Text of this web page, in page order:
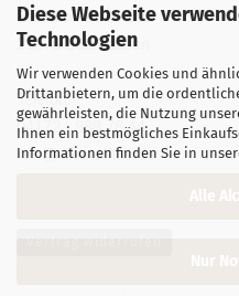
Diese Webseite
Technologien
Wir verwenden Cookies und
Drittanbietern, um die
gewährleisten, die Nutzung
Ihnen ein bestmögliches
Informationen finden Sie in
Alle
Nur
Bahnhofstraße 20a
21376 Salzhausen
Telefon:
04172 - 988 78 44
info@lillestofhus.de
Vertrag widerrufen